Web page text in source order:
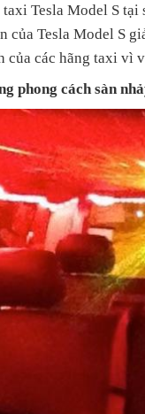
Tesla Model S tại
của Tesla Model S
của các hãng taxi vì
phong cách sàn